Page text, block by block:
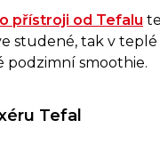
přístroji od Tefalu
studené, tak v
podzimní smoothie.
Tefal